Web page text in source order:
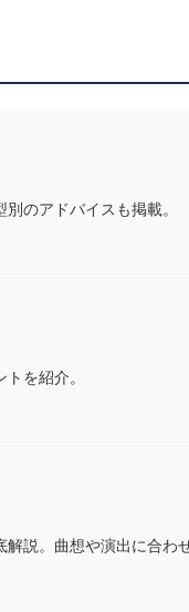
のアドバイスも掲載。
を紹介。
説。曲想や演出に合わ